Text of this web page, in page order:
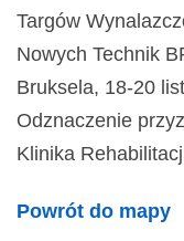
Targów
Nowych Technik
Bruksela, 18-20
Odznaczenie
Klinika
Powrót do mapy